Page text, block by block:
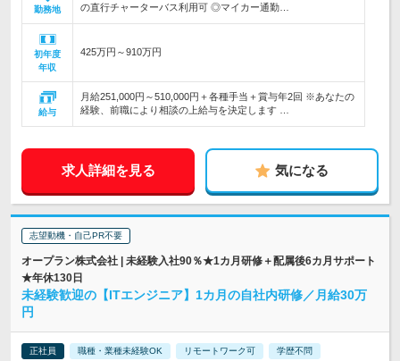
勤務地
の直行チャーターバス利用可 ◎マイカー通勤…
初年度
年収
425万円～910万円
給与
月給251,000円～510,000円＋各種手当＋賞与年2回 ※あなたの
経験、前職により相談の上給与を決定します …
求人詳細を見る 気になる
志望動機・自己PR不要
オープラン株式会社 | 未経験入社90％★1カ月研修＋配属後6カ月サポート
★年休130日
未経験歓迎の【ITエンジニア】1カ月の自社内研修／月給30万
円
正社員 職種・業種未経験OK リモートワーク可 学歴不問